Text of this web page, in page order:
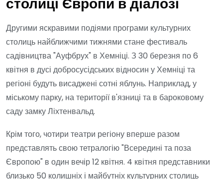
столиці Європи в діалозі
Другими яскравими подіями програми культурних
столиць найближчими тижнями стане фестиваль
садівництва "Ауфбрух" в Хемніці. З 30 березня по 6
квітня в дусі добросусідських відносин у Хемніці та
регіоні будуть висаджені сотні яблунь. Наприклад, у
міському парку, на території в'язниці та в бароковому
саду замку Ліхтенвальд.
Крім того, чотири театри регіону вперше разом
представлять свою тетралогію "Всередині та поза
Європою" в один вечір 12 квітня. 4 квітня представники
близько 50 колишніх і майбутніх культурних столиць